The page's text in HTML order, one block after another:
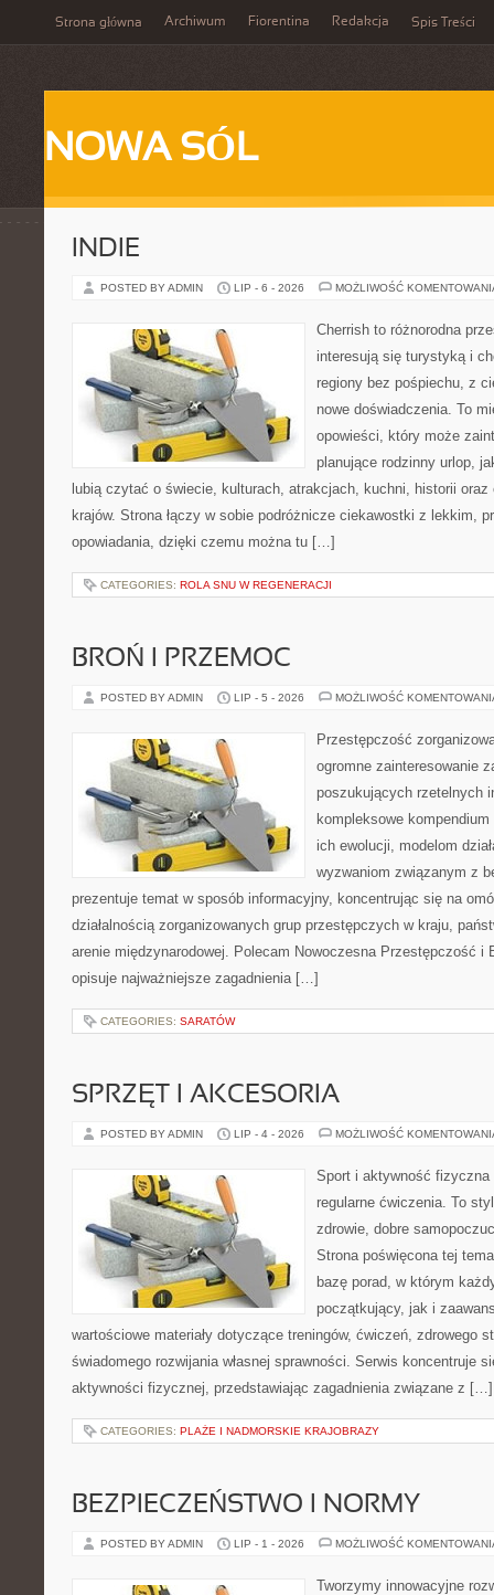
Strona główna Archiwum Fiorentina Redakcja Spis Treści
NOWA SÓL
INDIE
POSTED BY ADMIN LIP - 6 - 2026 MOŻLIWOŚĆ
Cherrish to różnorodna
interesują się turystyką i
regiony bez pośpiechu, z
nowe doświadczenia. To
opowieści, który może
planujące rodzinny urlop,
lubią czytać o świecie, kulturach, atrakcjach, kuchni, historii
krajów. Strona łączy w sobie podróżnicze ciekawostki z lekkim,
opowiadania, dzięki czemu można tu […]
CATEGORIES: ROLA SNU W REGENERACJI
BROŃ I PRZEMOC
POSTED BY ADMIN LIP - 5 - 2026 MOŻLIWOŚĆ
Przestępczość
ogromne zainteresowanie
poszukujących rzetelnych
kompleksowe
ich ewolucji, modelom
wyzwaniom związanym z
prezentuje temat w sposób informacyjny, koncentrując się na
działalnością zorganizowanych grup przestępczych w kraju,
arenie międzynarodowej. Polecam Nowoczesna Przestępczość i
opisuje najważniejsze zagadnienia […]
CATEGORIES: SARATÓW
SPRZĘT I AKCESORIA
POSTED BY ADMIN LIP - 4 - 2026 MOŻLIWOŚĆ
Sport i aktywność
regularne ćwiczenia. To
zdrowie, dobre
Strona poświęcona tej
bazę porad, w którym
początkujący, jak i
wartościowe materiały dotyczące treningów, ćwiczeń, zdrowego
świadomego rozwijania własnej sprawności. Serwis koncentruje
aktywności fizycznej, przedstawiając zagadnienia związane z […]
CATEGORIES: PLAŻE I NADMORSKIE KRAJOBRAZY
BEZPIECZEŃSTWO I NORMY
POSTED BY ADMIN LIP - 1 - 2026 MOŻLIWOŚĆ
Tworzymy innowacyjne